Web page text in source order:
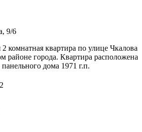
9/6
комнатная квартира по улице Чкалова
районе города. Квартира расположена
дома 1971 г.п.